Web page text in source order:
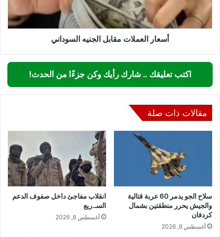
أسعار العملات مقابل الجنيه السوداني
اكتب تعليقك .. شارك رأيك وكن جزءًا من الحدث!
مقالات ذات صلة
سلاح الجو يدمر 60 عربة قتالية
والجيش يحرر منطقتين بشمال
كردفان
أغسطس 9, 2026
انقلاب مفاجئ داخل صفوف الدعم
السـ.ريع
أغسطس 8, 2026